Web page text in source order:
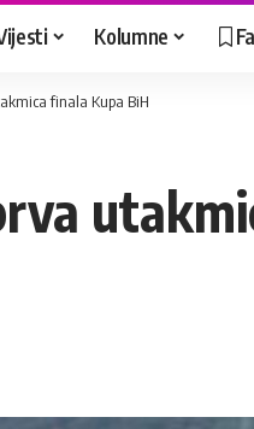
Kolumne
finala Kupa BiH